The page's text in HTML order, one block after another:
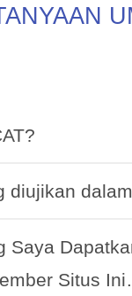
diujikan
Saya
Situs